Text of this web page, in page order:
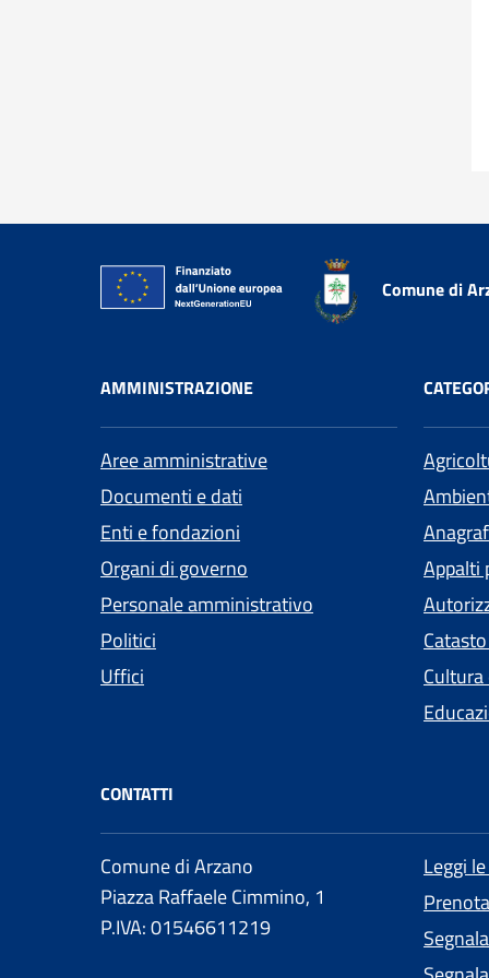
Comune di
AMMINISTRAZIONE
Aree amministrative
Documenti e dati
Enti e fondazioni
Organi di governo
Personale amministrativo
Politici
Uffici
Appalti
CONTATTI
Comune di Arzano
Piazza Raffaele Cimmino, 1
P.IVA: 01546611219
Leggi